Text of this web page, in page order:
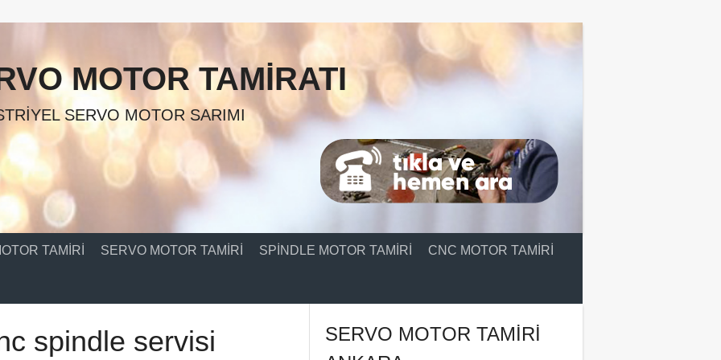
MOTOR TAMIRATI
SERVO MOTOR SARIMI
TAMIRI SERVO MOTOR TAMIRI SPINDLE MOTOR TAMIRI CNC MOTOR TAMIRI
spindle servisi
SERVO MOTOR TAMIRI